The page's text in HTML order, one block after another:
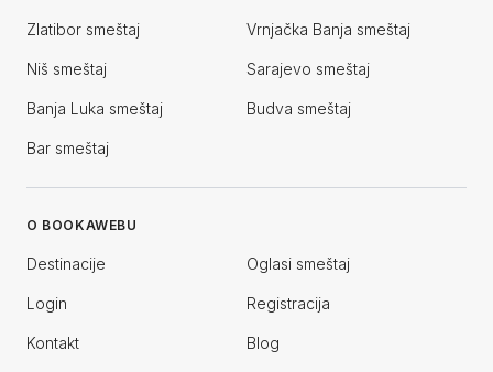
Zlatibor smeštaj Vrnjačka Banja smeštaj
Niš smeštaj Sarajevo smeštaj
Banja Luka smeštaj Budva smeštaj
Bar smeštaj
O BOOKAWEBU
Destinacije Oglasi smeštaj
Login Registracija
Kontakt Blog